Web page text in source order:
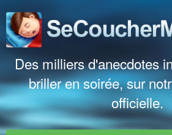
Des milliers d'anecdotes
briller en soirée, sur
officielle.